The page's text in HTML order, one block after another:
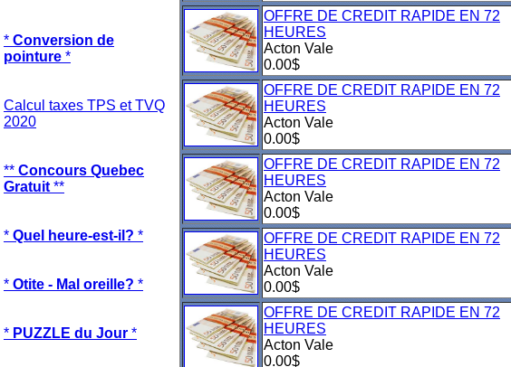
* Conversion de
pointure *
Calcul taxes TPS et TVQ
2020
** Concours Quebec
Gratuit **
* Quel heure-est-il? *
* Otite - Mal oreille? *
* PUZZLE du Jour *
OFFRE DE CREDIT RAPIDE EN 72
HEURES
Acton Vale
0.00$
OFFRE DE CREDIT RAPIDE EN 72
HEURES
Acton Vale
0.00$
OFFRE DE CREDIT RAPIDE EN 72
HEURES
Acton Vale
0.00$
OFFRE DE CREDIT RAPIDE EN 72
HEURES
Acton Vale
0.00$
OFFRE DE CREDIT RAPIDE EN 72
HEURES
Acton Vale
0.00$